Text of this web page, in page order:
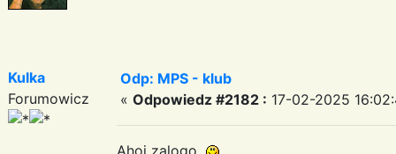
Kulka
Forumowicz
Odp: MPS - klub
« Odpowiedz #2182 : 17-02-2025
Ahoj zalogo